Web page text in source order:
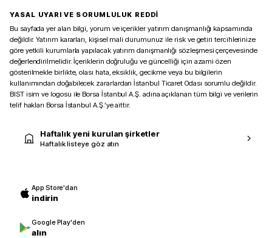
YASAL UYARI VE SORUMLULUK REDDİ
Bu sayfada yer alan bilgi, yorum ve içerikler yatırım danışmanlığı kapsamında
değildir. Yatırım kararları, kişisel mali durumunuz ile risk ve getiri tercihlerinize
göre yetkili kurumlarla yapılacak yatırım danışmanlığı sözleşmesi çerçevesinde
değerlendirilmelidir. İçeriklerin doğruluğu ve güncelliği için azami özen
gösterilmekle birlikte, olası hata, eksiklik, gecikme veya bu bilgilerin
kullanımından doğabilecek zararlardan İstanbul Ticaret Odası sorumlu değildir.
BIST isim ve logosu ile Borsa İstanbul A.Ş. adına açıklanan tüm bilgi ve verilerin
telif hakları Borsa İstanbul A.Ş.’ye aittir.
Haftalık yeni kurulan şirketler
Haftalık listeye göz atın
App Store'dan
indirin
Google Play'den
alın